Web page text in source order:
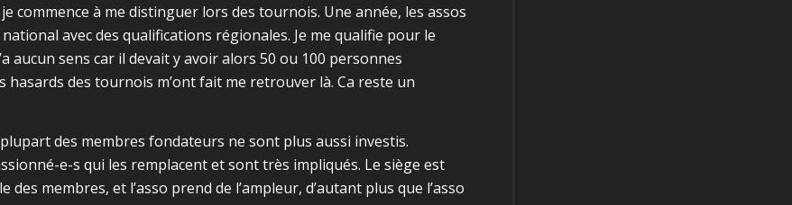
commence à me distinguer lors des tournois. Une année, les assos
avec des qualifications régionales. Je me qualifie pour le
aucun sens car il devait y avoir alors 50 ou 100 personnes
hasards des tournois m’ont fait me retrouver là. Ca reste un
des membres fondateurs ne sont plus aussi investis.
e-s qui les remplacent et sont très impliqués. Le siège est
membres, et l’asso prend de l’ampleur, d’autant plus que l’asso